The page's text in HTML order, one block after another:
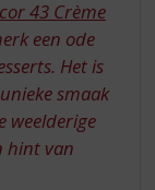
43 Crème
een ode
Het is
smaak
weelderige
hint van